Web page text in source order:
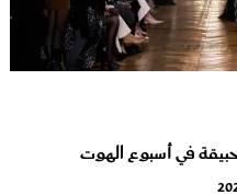
في أسبوع الهوت